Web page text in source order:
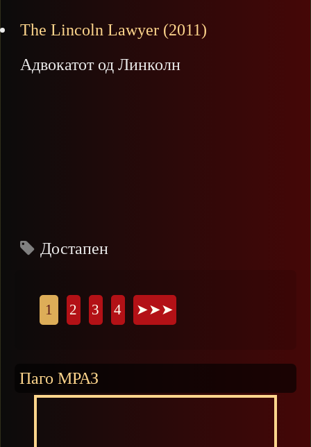
The Lincoln Lawyer (2011)
Адвокатот од Линколн
Достапен
1 2 3 4 ➤➤➤
Паго МРАЗ